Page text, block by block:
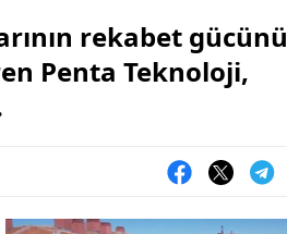
rekabet gücünü
Penta Teknoloji,